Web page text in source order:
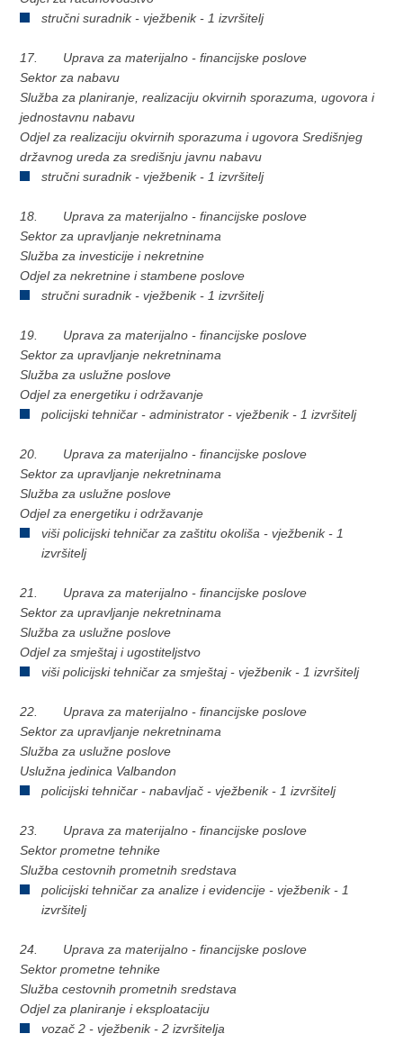
stručni suradnik - vježbenik - 1 izvršitelj
17. Uprava za materijalno - financijske poslove
Sektor za nabavu
Služba za planiranje, realizaciju okvirnih sporazuma, ugovora i
jednostavnu nabavu
Odjel za realizaciju okvirnih sporazuma i ugovora Središnjeg
državnog ureda za središnju javnu nabavu
stručni suradnik - vježbenik - 1 izvršitelj
18. Uprava za materijalno - financijske poslove
Sektor za upravljanje nekretninama
Služba za investicije i nekretnine
Odjel za nekretnine i stambene poslove
stručni suradnik - vježbenik - 1 izvršitelj
19. Uprava za materijalno - financijske poslove
Sektor za upravljanje nekretninama
Služba za uslužne poslove
Odjel za energetiku i održavanje
policijski tehničar - administrator - vježbenik - 1 izvršitelj
20. Uprava za materijalno - financijske poslove
Sektor za upravljanje nekretninama
Služba za uslužne poslove
Odjel za energetiku i održavanje
viši policijski tehničar za zaštitu okoliša - vježbenik - 1
izvršitelj
21. Uprava za materijalno - financijske poslove
Sektor za upravljanje nekretninama
Služba za uslužne poslove
Odjel za smještaj i ugostiteljstvo
viši policijski tehničar za smještaj - vježbenik - 1 izvršitelj
22. Uprava za materijalno - financijske poslove
Sektor za upravljanje nekretninama
Služba za uslužne poslove
Uslužna jedinica Valbandon
policijski tehničar - nabavljač - vježbenik - 1 izvršitelj
23. Uprava za materijalno - financijske poslove
Sektor prometne tehnike
Služba cestovnih prometnih sredstava
policijski tehničar za analize i evidencije - vježbenik - 1
izvršitelj
24. Uprava za materijalno - financijske poslove
Sektor prometne tehnike
Služba cestovnih prometnih sredstava
Odjel za planiranje i eksploataciju
vozač 2 - vježbenik - 2 izvršitelja